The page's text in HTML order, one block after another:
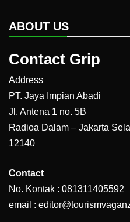
ABOUT US
Contact Grip
Address
PT. Jaya Impian Abadi
Jl. Antena 1 no. 5B
Radioa Dalam – Jakarta
12140
Contact
No. Kontak : 081311405592
email :